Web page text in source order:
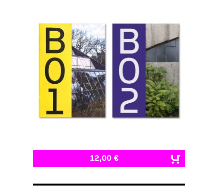
12,00 €